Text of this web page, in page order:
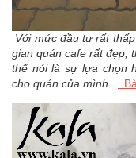
Với mức đầu tư rất
gian quán cafe rất đẹp,
thể nói là sự lựa chọn
cho quán của mình. .